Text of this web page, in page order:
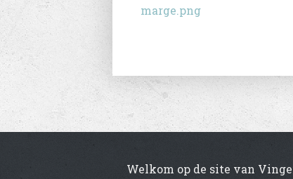
marge.png
Welkom op de site van